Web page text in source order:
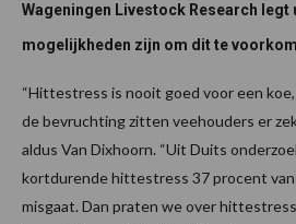
Wageningen Livestock Research legt
mogelijkheden zijn om dit te
“Hittestress is nooit goed voor een
de bevruchting zitten veehouders er
aldus Van Dixhoorn. “Uit Duits
kortdurende hittestress 37 procent
misgaat. Dan praten we over